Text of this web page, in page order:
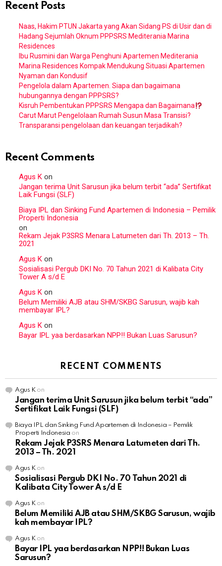
Recent Posts
Naas, Hakim PTUN Jakarta yang Akan Sidang PS di Usir dan di
Hadang Sejumlah Oknum PPPSRS Mediterania Marina
Residences
Ibu Rusmini dan Warga Penghuni Apartemen Mediterania
Marina Residences Kompak Mendukung Situasi Apartemen
Nyaman dan Kondusif
Pengelola dalam Apartemen. Siapa dan bagaimana
hubungannya dengan PPPSRS?
Kisruh Pembentukan PPPSRS Mengapa dan Bagaimana
Carut Marut Pengelolaan Rumah Susun Masa Transisi?
Transparansi pengelolaan dan keuangan terjadikah?
Recent Comments
Agus K on
Jangan terima Unit Sarusun jika belum terbit “ada” Sertifikat
Laik Fungsi (SLF)
Biaya IPL dan Sinking Fund Apartemen di Indonesia – Pemilik
Properti Indonesia
on
Rekam Jejak P3SRS Menara Latumeten dari Th. 2013 – Th.
2021
Agus K on
Sosialisasi Pergub DKI No. 70 Tahun 2021 di Kalibata City
Tower A s/d E
Agus K on
Belum Memiliki AJB atau SHM/SKBG Sarusun, wajib kah
membayar IPL?
Agus K on
Bayar IPL yaa berdasarkan NPP!! Bukan Luas Sarusun?
RECENT COMMENTS
Agus Kon
Jangan terima Unit Sarusun jika belum terbit “ada”
Sertifikat Laik Fungsi (SLF)
Biaya IPL dan Sinking Fund Apartemen di Indonesia – Pemilik
Properti Indonesia on
Rekam Jejak P3SRS Menara Latumeten dari Th.
2013 – Th. 2021
Agus Kon
Sosialisasi Pergub DKI No. 70 Tahun 2021 di
Kalibata City Tower A s/d E
Agus Kon
Belum Memiliki AJB atau SHM/SKBG Sarusun, wajib
kah membayar IPL?
Agus Kon
Bayar IPL yaa berdasarkan NPP!! Bukan Luas
Sarusun?